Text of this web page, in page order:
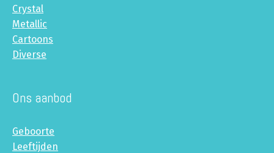
Crystal
Metallic
Cartoons
Diverse
Ons aanbod
Geboorte
Leeftijden